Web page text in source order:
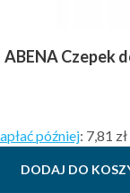
ABENA Czepek
później: 7,81 zł
DODAJ DO